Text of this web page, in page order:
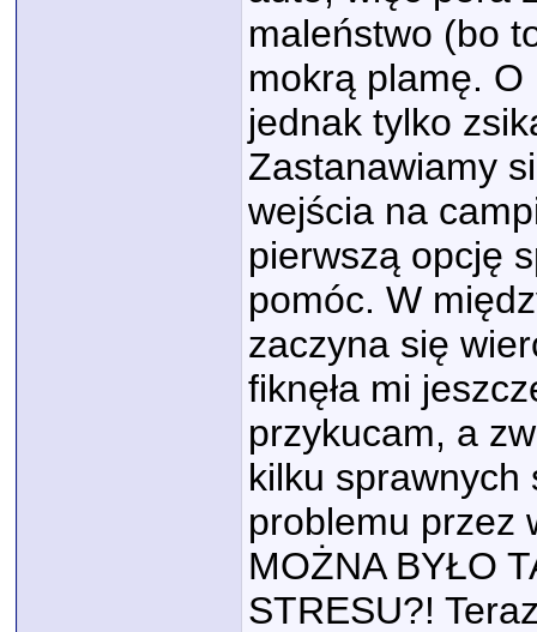
maleństwo (bo
mokrą plamę.
jednak tylko
Zastanawiamy
wejścia na
pierwszą opcję
pomóc. W
zaczyna się
fiknęła mi
przykucam, a
kilku sprawnych
problemu przez
MOŻNA BYŁO
STRESU?!